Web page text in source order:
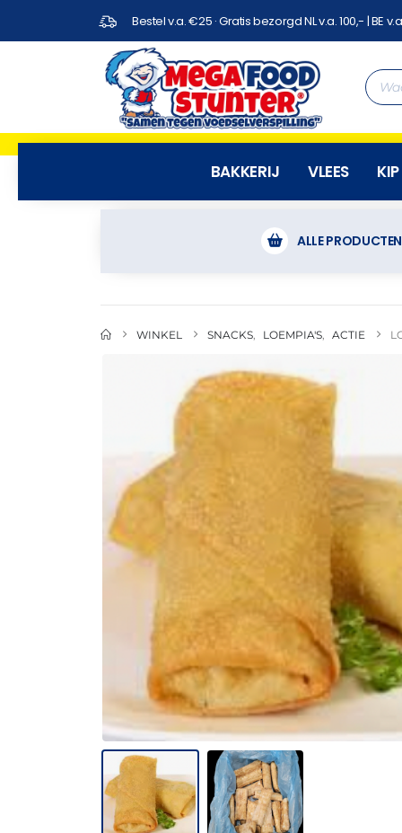
Bestel v.a. €25 · Gratis bezorgd NL v.a. 100,- | BE
BAKKERIJ VLEES KIP
ALLE PRODUCTEN
WINKEL SNACKS LOEMPIA'S ACTIE